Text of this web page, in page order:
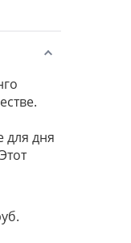
для дня